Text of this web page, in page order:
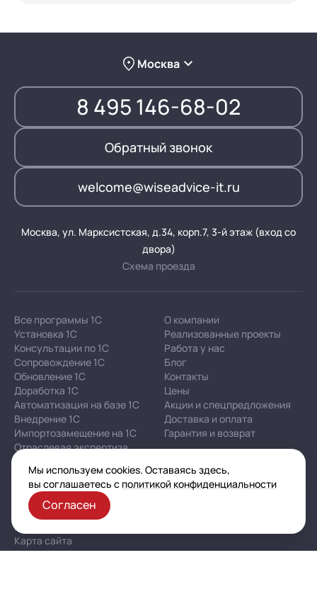
Москва
8 495 146-68-02
Обратный звонок
welcome@wiseadvice-it.ru
Москва, ул. Марксистская, д.34, корп.7, 3-й этаж (вход со
двора)
Схема проезда
Все программы 1С
Установка 1С
Консультации по 1С
Сопровождение 1С
Обновление 1С
Доработка 1С
Автоматизация на базе 1С
Внедрение 1С
Импортозамещение на 1С
Отраслевая экспертиза
О компании
Реализованные проекты
Работа у нас
Блог
Контакты
Цены
Акции и спецпредложения
Доставка и оплата
Гарантия и возврат
Корпоративная политика в отношении персональных
данных
Политика конфиденциальности
Публичная оферта
Карта сайта
Мы используем cookies. Оставаясь здесь,
вы соглашаетесь с политикой конфиденциальности
Согласен